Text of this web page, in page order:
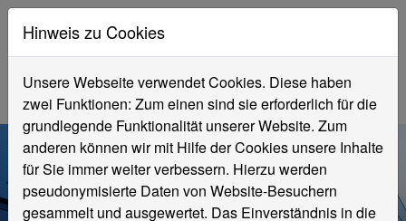
Hinweis zu Cookies
Unsere Webseite verwendet Cookies. Diese haben
zwei Funktionen: Zum einen sind sie erforderlich für die
grundlegende Funktionalität unserer Website. Zum
anderen können wir mit Hilfe der Cookies unsere Inhalte
für Sie immer weiter verbessern. Hierzu werden
pseudonymisierte Daten von Website-Besuchern
gesammelt und ausgewertet. Das Einverständnis in die